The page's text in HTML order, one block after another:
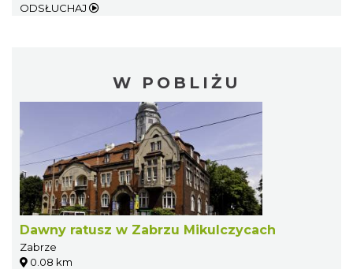
ODSŁUCHAJ
W POBLIŻU
Dawny ratusz w Zabrzu Mikulczycach
Zabrze
0.08 km